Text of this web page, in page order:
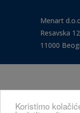
Koristimo
Menart
Resavska
11000